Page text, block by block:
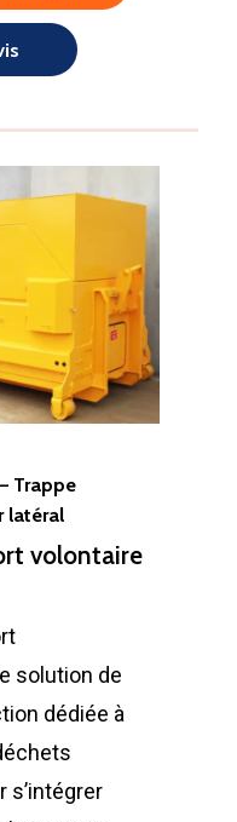
Trappe
latéral
volontaire
solution de
dédiée à
s’intégrer